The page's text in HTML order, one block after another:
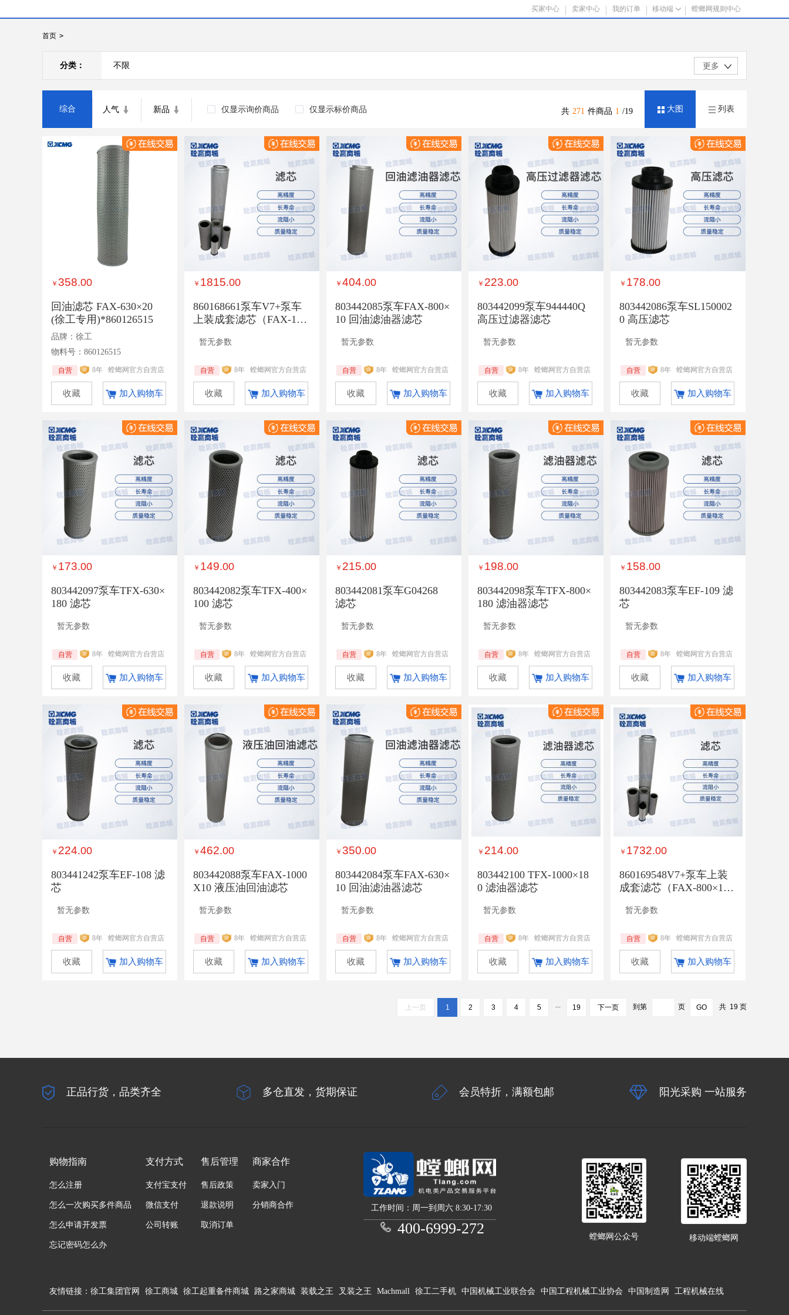
买家中心 卖家中心 我的订单 移动端 螳螂网规则中心
首页 >
分类： 不限 更多
综合 人气 新品 仅显示询价商品 仅显示标价商品 共 271 件商品 1 /19 大图 列表
￥ 358.00
回油滤芯 FAX-630×20
(徐工专用)*860126515
品牌：徐工
物料号：860126515
自营 8年 螳螂网官方自营店
收藏 加入购物车
￥ 1815.00
860168661泵车V7+泵车
上装成套滤芯（FAX-100
暂无参数
自营 8年 螳螂网官方自营店
收藏 加入购物车
￥ 404.00
803442085泵车FAX-800×
10 回油滤油器滤芯
暂无参数
自营 8年 螳螂网官方自营店
收藏 加入购物车
￥ 223.00
803442099泵车944440Q
高压过滤器滤芯
暂无参数
自营 8年 螳螂网官方自营店
收藏 加入购物车
￥ 178.00
803442086泵车SL150002
0 高压滤芯
暂无参数
自营 8年 螳螂网官方自营店
收藏 加入购物车
￥ 173.00
803442097泵车TFX-630×
180 滤芯
暂无参数
自营 8年 螳螂网官方自营店
收藏 加入购物车
￥ 149.00
803442082泵车TFX-400×
100 滤芯
暂无参数
自营 8年 螳螂网官方自营店
收藏 加入购物车
￥ 215.00
803442081泵车G04268
滤芯
暂无参数
自营 8年 螳螂网官方自营店
收藏 加入购物车
￥ 198.00
803442098泵车TFX-800×
180 滤油器滤芯
暂无参数
自营 8年 螳螂网官方自营店
收藏 加入购物车
￥ 158.00
803442083泵车EF-109 滤
芯
暂无参数
自营 8年 螳螂网官方自营店
收藏 加入购物车
￥ 224.00
803441242泵车EF-108 滤
芯
暂无参数
自营 8年 螳螂网官方自营店
收藏 加入购物车
￥ 462.00
803442088泵车FAX-1000
X10 液压油回油滤芯
暂无参数
自营 8年 螳螂网官方自营店
收藏 加入购物车
￥ 350.00
803442084泵车FAX-630×
10 回油滤油器滤芯
暂无参数
自营 8年 螳螂网官方自营店
收藏 加入购物车
￥ 214.00
803442100 TFX-1000×18
0 滤油器滤芯
暂无参数
自营 8年 螳螂网官方自营店
收藏 加入购物车
￥ 1732.00
860169548V7+泵车上装
成套滤芯（FAX-800×1
暂无参数
自营 8年 螳螂网官方自营店
收藏 加入购物车
上一页 1 2 3 4 5 ... 19 下一页 到第 页 GO 共 19 页
正品行货，品类齐全 多仓直发，货期保证 会员特折，满额包邮 阳光采购 一站服务
购物指南
怎么注册
怎么一次购买多件商品
怎么申请开发票
忘记密码怎么办
支付方式
支付宝支付
微信支付
公司转账
售后管理
售后政策
退款说明
取消订单
商家合作
卖家入门
分销商合作 工作时间：周一到周六 8:30-17:30
400-6999-272 螳螂网公众号 移动端螳螂网
友情链接： 徐工集团官网 徐工商城 徐工起重备件商城 路之家商城 装载之王 叉装之王 Machmall 徐工二手机 中国机械工业联合会 中国工程机械工业协会 中国制造网 工程机械在线